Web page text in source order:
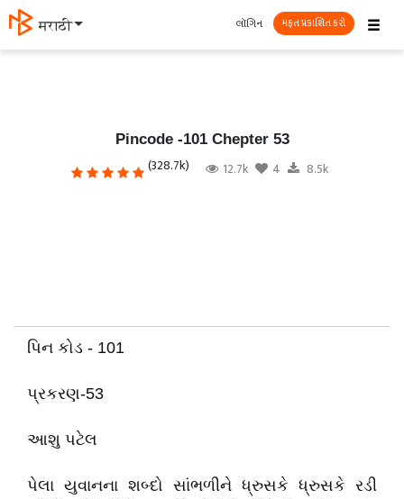
मराठी ☰
લૉગિન મફત પ્રકાશિત કરો
Pincode -101 Chepter 53
(328.7k) 12.7k 4 8.5k
પિન કોડ - 101
પ્રકરણ-53
આશુ પટેલ
પેલા યુવાનના શબ્દો સાંભળીને ધ્રુસકે ધ્રુસકે રડી